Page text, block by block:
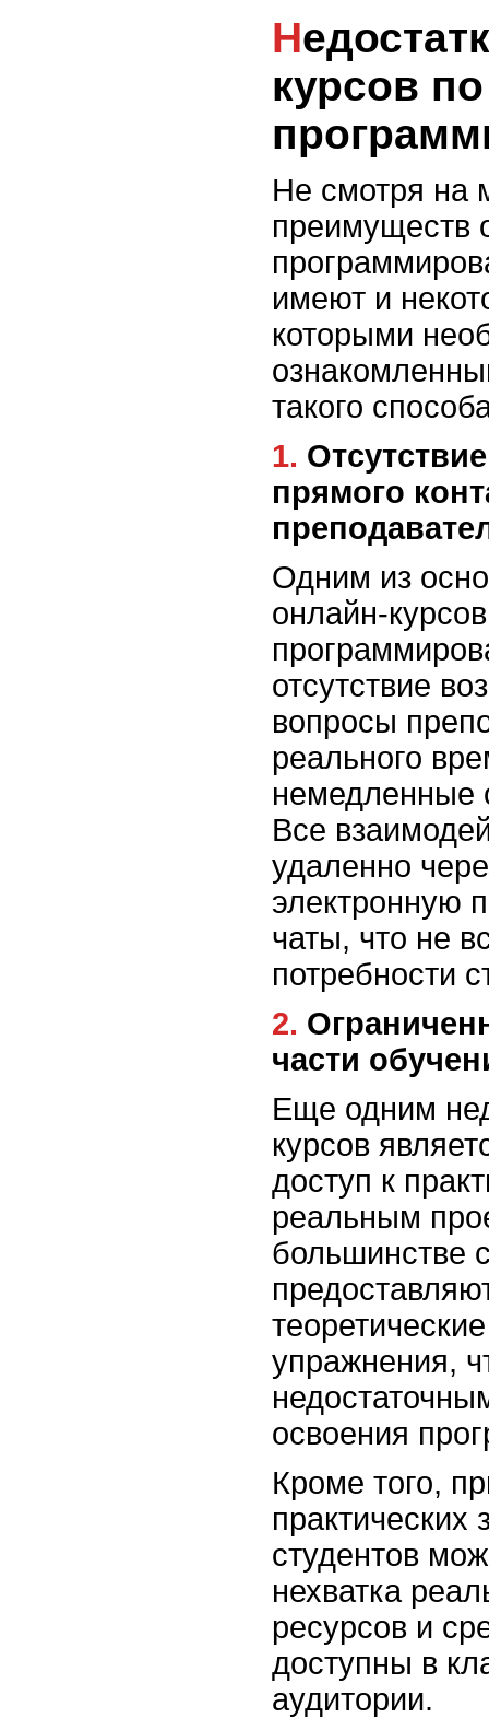
Недостатки онлайн-
курсов по
Не смотря на
преимуществ
имеют и
которыми
такого
1. Отсутствие живого общения и
прямого
Одним из
онлайн-
отсутствие
вопросы
реального
немедленные
Все
удаленно
электронную
чаты, что не
потребности
2. Ограниченность практической
части
Еще одним
курсов
доступ к
реальным
большинстве
упражнения,
освоения
Кроме того,
практических
студентов
нехватка
ресурсов и
доступны в
аудитории.